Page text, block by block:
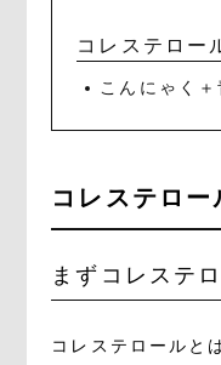
コレステロー
こんにゃく
コレステロー
まずコレステ
コレステロールと